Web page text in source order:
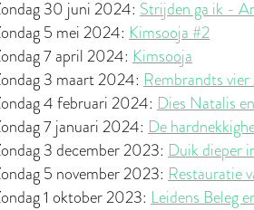
30 juni 2024: Strijden ga ik -
5 mei 2024: Kimsooja #2
7 april 2024: Kimsooja
3 maart 2024: Rembrandts
4 februari 2024: Dies Natalis
7 januari 2024: De
3 december 2023: Duik dieper
5 november 2023: Restauratie
1 oktober 2023: Leidens Beleg